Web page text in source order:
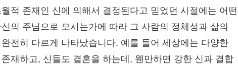
적 존재인 신에 의해서 결정된다고 믿었던 시절에는 어떤
의 주님으로 모시는가에 따라 그 사람의 정체성과 삶의
전히 다르게 나타났습니다. 예를 들어 세상에는 다양한
재하고, 신들도 결혼을 하는데, 웬만하면 강한 신과 결합